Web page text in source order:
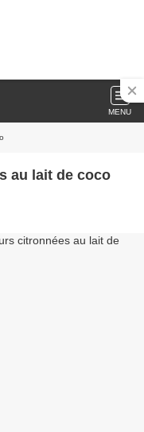
MENU
au lait de coco